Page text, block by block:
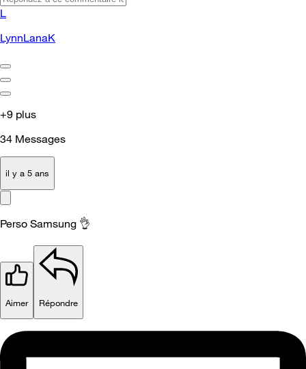
L
LynnLanaK
+9 plus
34 Messages
il y a 5 ans
Perso Samsung 👌
Aimer Répondre